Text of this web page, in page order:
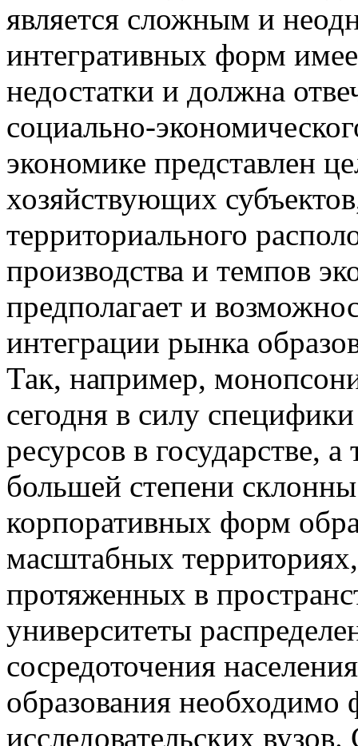
является сложным и
интегративных форм
недостатки и должна
социально-
экономике представлен
хозяйствующих
территориального
производства и темпов
предполагает и
интеграции рынка
Так, например,
сегодня в силу
ресурсов в государстве,
большей степени
корпоративных форм
масштабных
протяженных в
университеты
сосредоточения
образования необходимо
исследовательских